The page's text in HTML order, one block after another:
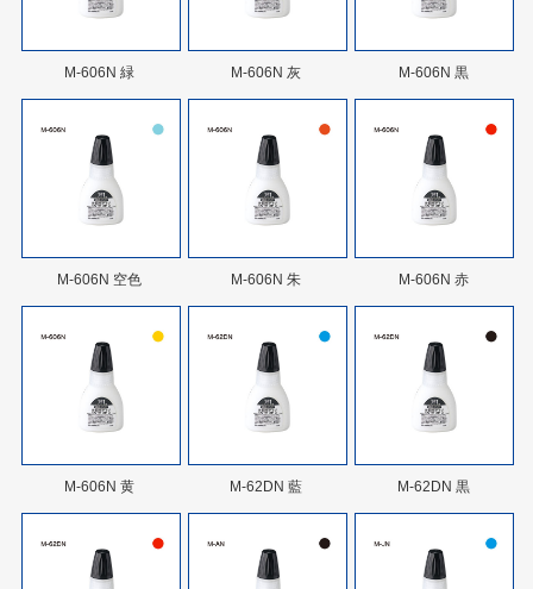
M-606N 緑 M-606N 灰 M-606N 黒
M-606N 空色 M-606N 朱 M-606N 赤
M-606N 黄 M-62DN 藍 M-62DN 黒